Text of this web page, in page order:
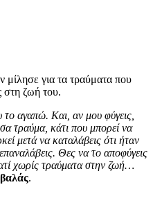
για τα τραύματα που
στη ζωή του.
το αγαπώ. Και, αν μου φύγεις,
τραύμα, κάτι που μπορεί να
μετά να καταλάβεις ότι ήταν
Θες να το αποφύγεις
χωρίς τραύματα στην ζωή…
.